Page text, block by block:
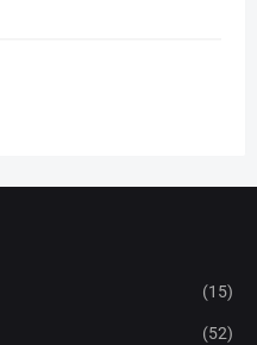
(15)
(52)